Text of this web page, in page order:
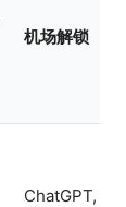
机场解锁
ChatGPT,